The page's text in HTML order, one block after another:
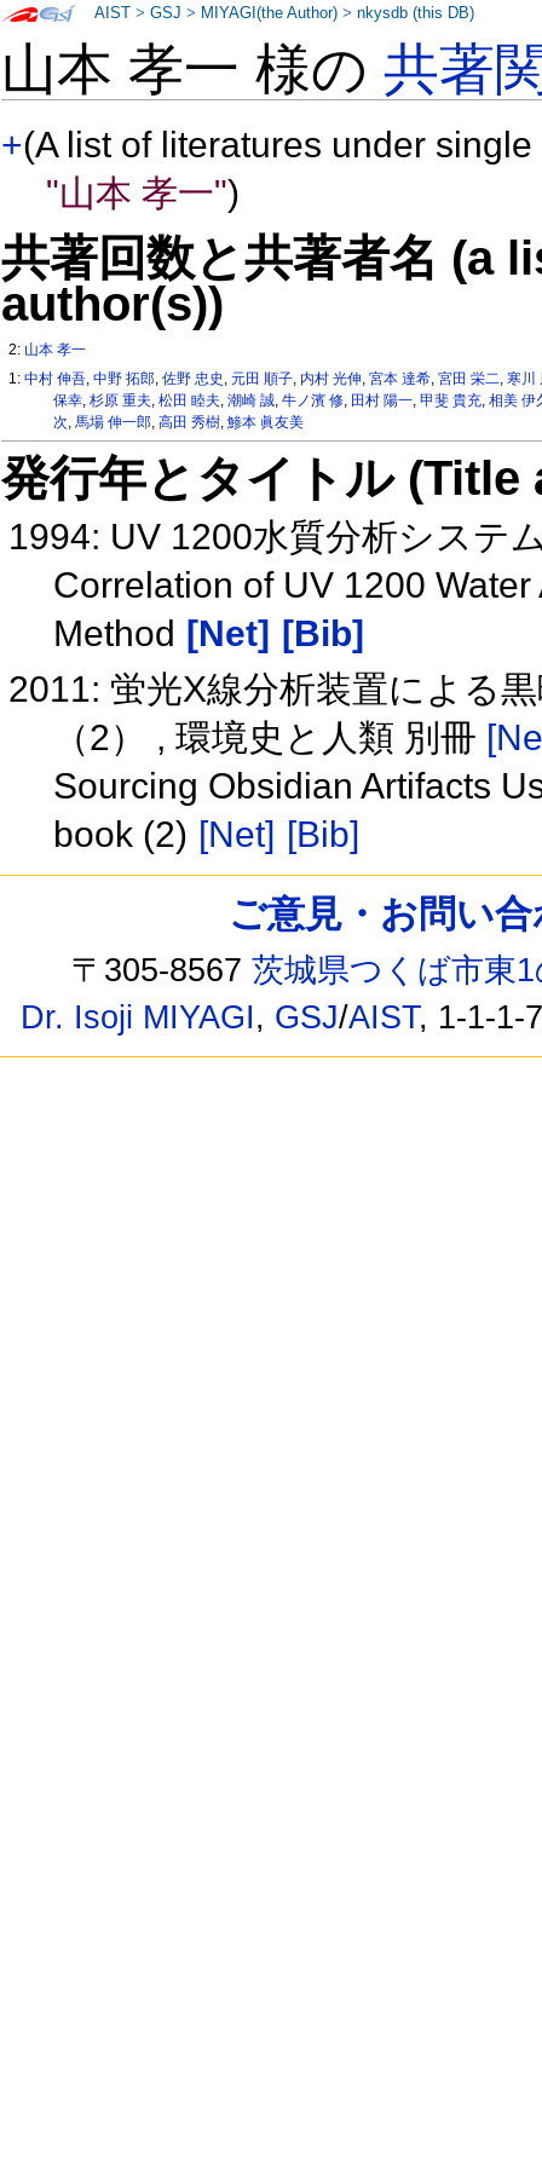
山本 孝一 様の共著
+(A list of literatures under
"山本 孝一")
共著回数と共著者名 (a
author(s))
2: 山本 孝一
1:中村 伸吾,中野 拓郎,佐野 忠史 ,元田 順子, 内村 光伸,宮本 達希,宮田 栄二,寒川
保幸, 杉原 重夫, 松田 睦夫, 潮崎 誠, 牛ノ濱 修, 田村 陽一, 甲斐 貴充, 相美 伊
次, 馬場 伸一郎, 高田 秀樹, 鯵本 眞友美
発行年とタイトル
1994: UV 1200水質分析システ
Correlation of UV 1200
Method [Net] [Bib]
2011: 蛍光X線分析装置による
（2） , 環境史と人類 別冊
Sourcing Obsidian Artifacts
book (2) [Net] [Bib]
AIST >GSJ > MIYAGI(the Author) >nkysdb (this DB)
ご意見・お問い
〒305-8567茨城県つくば市東
Dr. Isoji MIYAGI, GSJ/AIST, 1-1-1-